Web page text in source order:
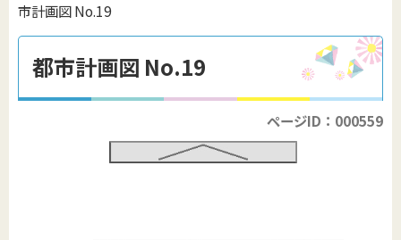
市計画図 No.19
都市計画図 No.19
ページID：000559